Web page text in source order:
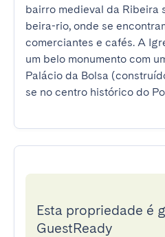
bairro medieval da Ribeira
beira-rio, onde se
comerciantes e cafés. A
um belo monumento com
Palácio da Bolsa
se no centro histórico do
Esta propriedade é
GuestReady